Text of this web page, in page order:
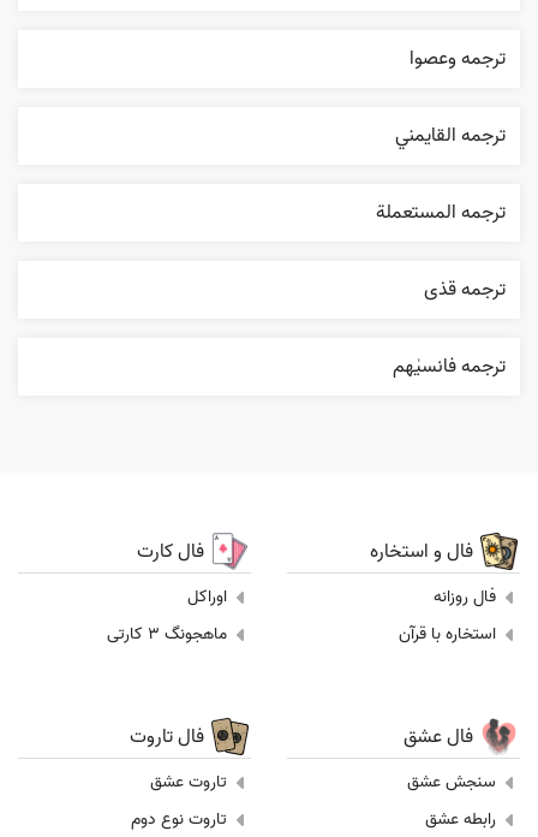
ترجمه وعصوا
ترجمه القایمني
ترجمه المستعملة
ترجمه قذی
ترجمه فانسیٰهم
فال و استخاره
فال روزانه
استخاره با قرآن
فال کارت
اوراکل
ماهجونگ 3 کارتی
فال عشق
سنجش عشق
رابطه عشق
فال تاروت
تاروت عشق
تاروت نوع دوم